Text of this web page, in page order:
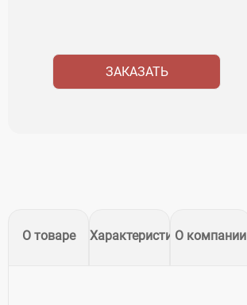
ЗАКАЗАТЬ
О товаре ХарактеристикиО компании